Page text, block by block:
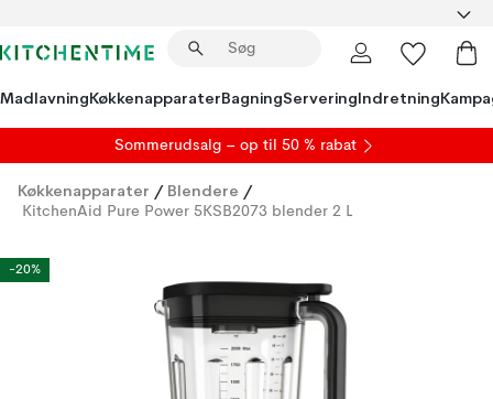
MadlavningKøkkenapparaterBagningServeringIndretning
Sommerudsalg – op til 50 % rabat
Køkkenapparater / Blendere /
KitchenAid Pure Power 5KSB2073 blender 2 L
-20%